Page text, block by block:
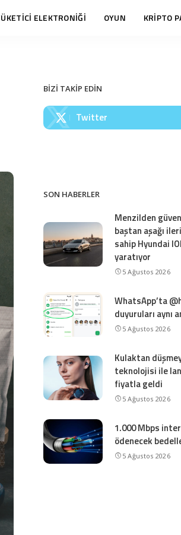
ELEKTRONİĞİ OYUN KRİPTO
BİZİ TAKİP EDİN
Twitter
SON HABERLER
Menzilden
baştan aşağı
sahip Hyundai
yaratıyor
5 Ağustos 2026
WhatsApp’ta
duyuruları aynı
5 Ağustos 2026
Kulaktan
teknolojisi ile
fiyatla geldi
5 Ağustos 2026
1.000 Mbps
ödenecek
5 Ağustos 2026